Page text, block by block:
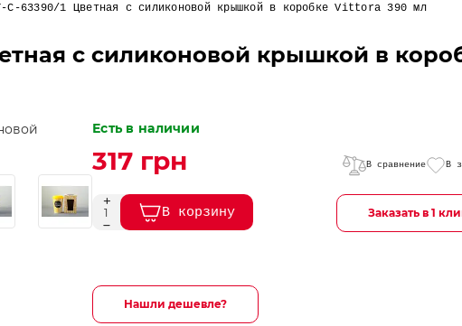
C-63390/1 Цветная с силиконовой крышкой в коробке Vittora 390 мл
с силиконовой крышкой в
Есть в наличии
317 грн В сравнение В
В корзину Заказать в 1
Нашли дешевле?